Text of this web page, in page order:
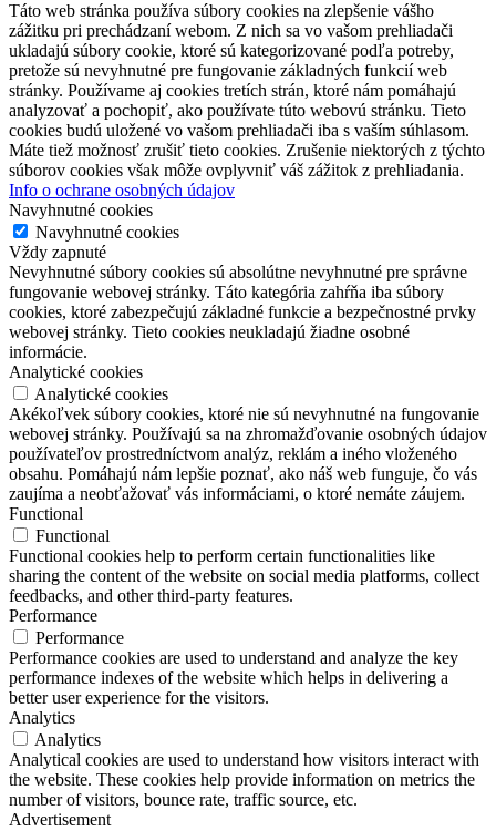
Táto web stránka používa súbory cookies na zlepšenie vášho
zážitku pri prechádzaní webom. Z nich sa vo vašom prehliadači
ukladajú súbory cookie, ktoré sú kategorizované podľa potreby,
pretože sú nevyhnutné pre fungovanie základných funkcií web
stránky. Používame aj cookies tretích strán, ktoré nám pomáhajú
analyzovať a pochopiť, ako používate túto webovú stránku. Tieto
cookies budú uložené vo vašom prehliadači iba s vaším súhlasom.
Máte tiež možnosť zrušiť tieto cookies. Zrušenie niektorých z týchto
súborov cookies však môže ovplyvniť váš zážitok z prehliadania.
Info o ochrane osobných údajov
Navyhnutné cookies
Navyhnutné cookies
Vždy zapnuté
Nevyhnutné súbory cookies sú absolútne nevyhnutné pre správne
fungovanie webovej stránky. Táto kategória zahŕňa iba súbory
cookies, ktoré zabezpečujú základné funkcie a bezpečnostné prvky
webovej stránky. Tieto cookies neukladajú žiadne osobné
informácie.
Analytické cookies
Analytické cookies
Akékoľvek súbory cookies, ktoré nie sú nevyhnutné na fungovanie
webovej stránky. Používajú sa na zhromažďovanie osobných údajov
používateľov prostredníctvom analýz, reklám a iného vloženého
obsahu. Pomáhajú nám lepšie poznať, ako náš web funguje, čo vás
zaujíma a neobťažovať vás informáciami, o ktoré nemáte záujem.
Functional
Functional
Functional cookies help to perform certain functionalities like
sharing the content of the website on social media platforms, collect
feedbacks, and other third-party features.
Performance
Performance
Performance cookies are used to understand and analyze the key
performance indexes of the website which helps in delivering a
better user experience for the visitors.
Analytics
Analytics
Analytical cookies are used to understand how visitors interact with
the website. These cookies help provide information on metrics the
number of visitors, bounce rate, traffic source, etc.
Advertisement